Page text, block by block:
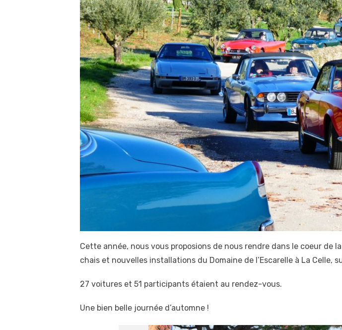
Cette année, nous vous proposions de nous rendre dans le coeur de
chais et nouvelles installations du Domaine de l’Escarelle à La Celle,
27 voitures et 51 participants étaient au rendez-vous.
Une bien belle journée d’automne !